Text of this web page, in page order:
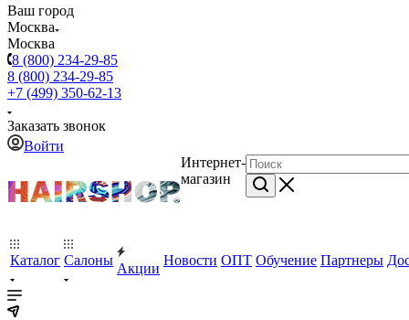
Ваш город
Москва
Москва
8 (800) 234-29-85
8 (800) 234-29-85
+7 (499) 350-62-13
Заказать звонок
Войти
Интернет-
магазин
Каталог Салоны
Акции
Новости ОПТ Обучение Партнеры